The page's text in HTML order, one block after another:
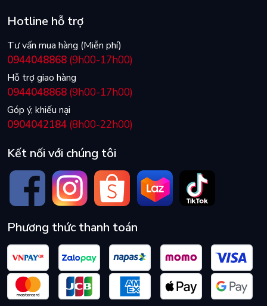
Hotline hỗ trợ
Tư vấn mua hàng (Miễn phí)
0944048868 (9h00-17h00)
Hỗ trợ giao hàng
0944048868 (9h00-17h00)
Góp ý, khiếu nại
0904042184 (8h00-22h00)
Kết nối với chúng tôi
Phương thức thanh toán